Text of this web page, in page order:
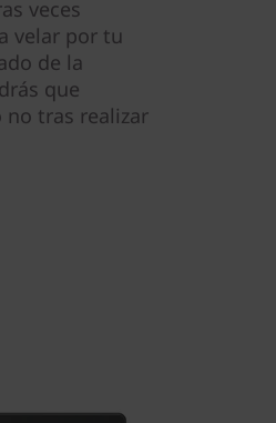
veces
velar por tu
de la
que
no tras realizar